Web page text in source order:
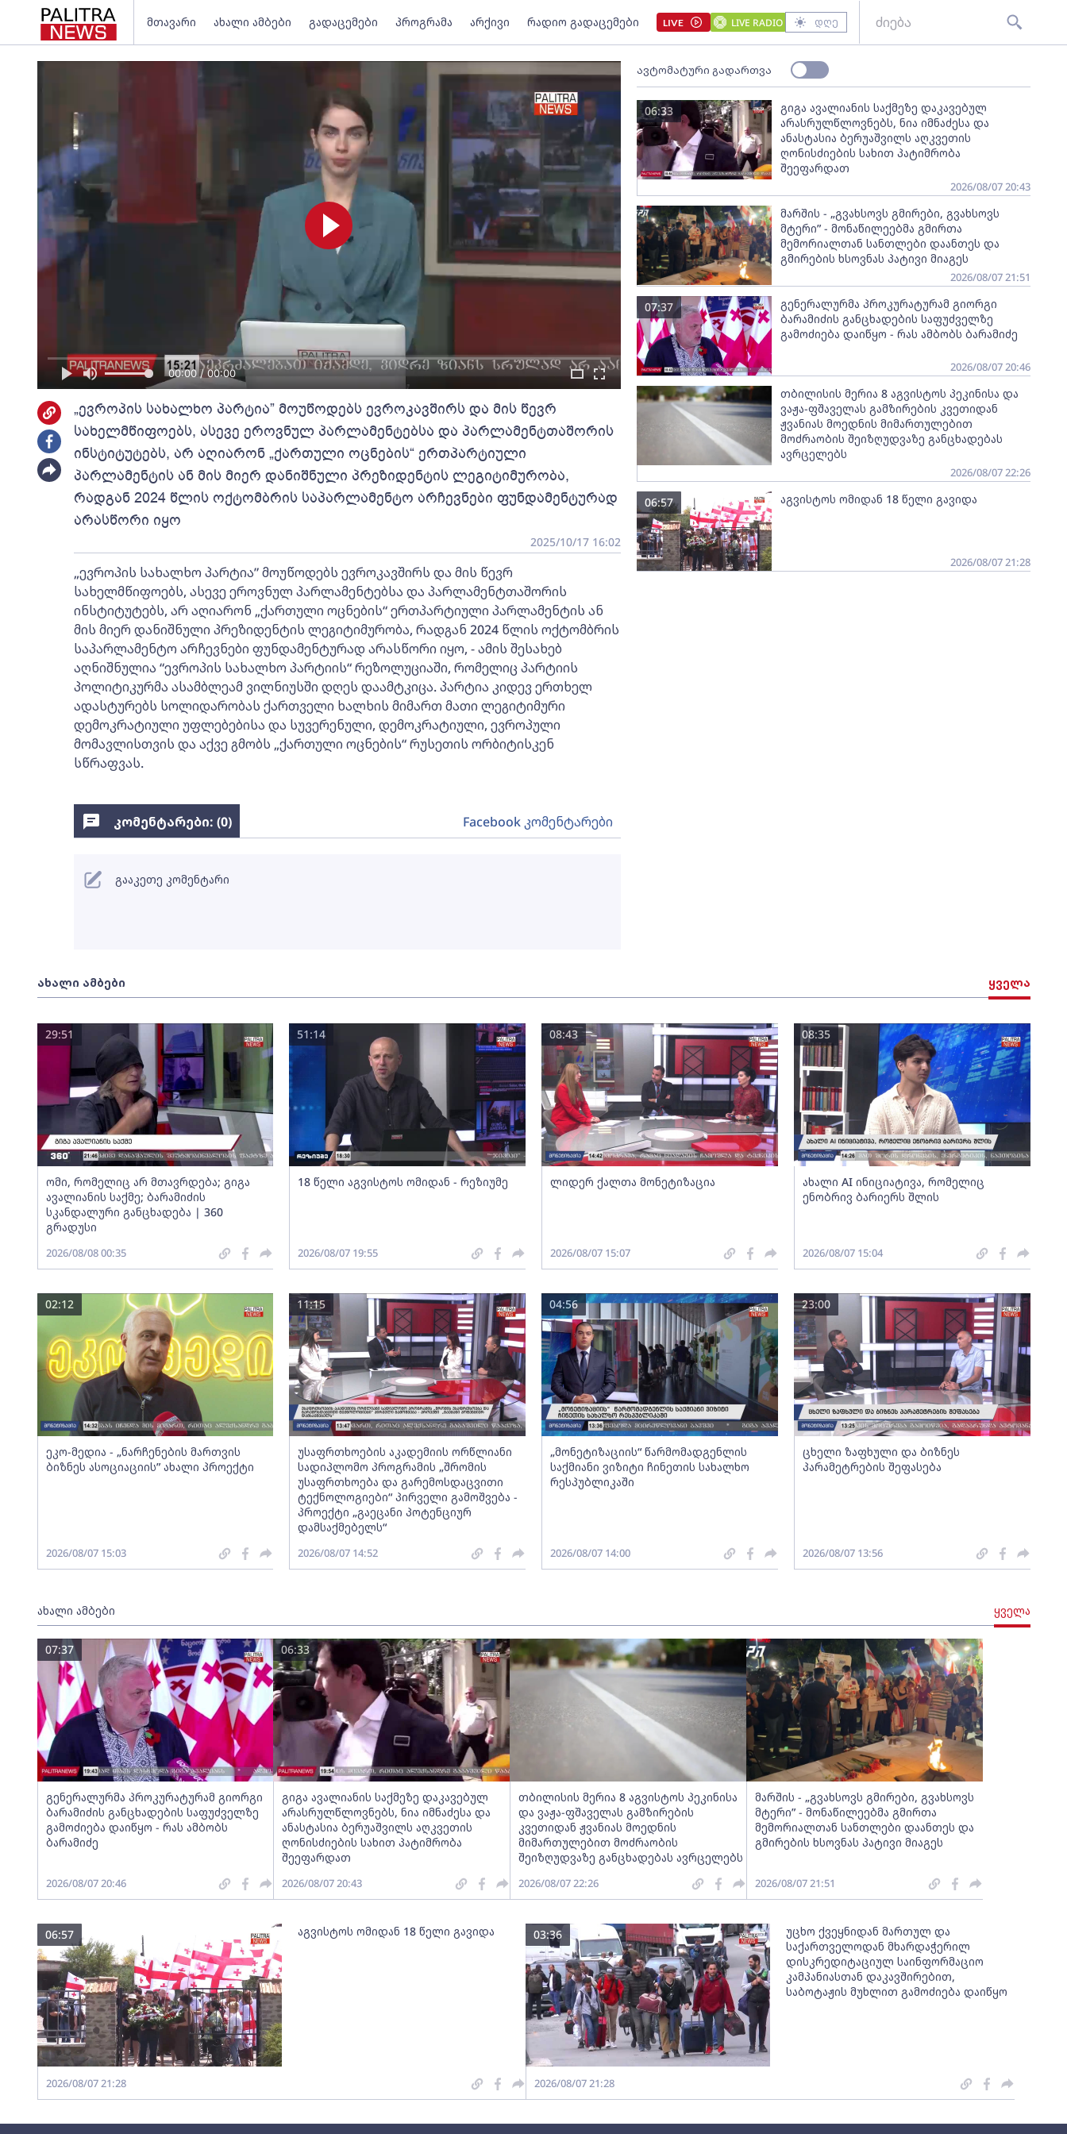
მთავარი ახალი ამბები გადაცემები პროგრამა არქივი რადიო გადაცემები LIVE LIVE RADIO დღე
00:00 / 00:00
„ევროპის სახალხო პარტია” მოუწოდებს ევროკავშირს და მის წევრ
სახელმწიფოებს, ასევე ეროვნულ პარლამენტებსა და პარლამენტთაშორის
ინსტიტუტებს, არ აღიარონ „ქართული ოცნების“ ერთპარტიული
პარლამენტის ან მის მიერ დანიშნული პრეზიდენტის ლეგიტიმურობა,
რადგან 2024 წლის ოქტომბრის საპარლამენტო არჩევნები ფუნდამენტურად
არასწორი იყო
2025/10/17 16:02
„ევროპის სახალხო პარტია” მოუწოდებს ევროკავშირს და მის წევრ
სახელმწიფოებს, ასევე ეროვნულ პარლამენტებსა და პარლამენტთაშორის
ინსტიტუტებს, არ აღიარონ „ქართული ოცნების“ ერთპარტიული პარლამენტის ან
მის მიერ დანიშნული პრეზიდენტის ლეგიტიმურობა, რადგან 2024 წლის ოქტომბრის
საპარლამენტო არჩევნები ფუნდამენტურად არასწორი იყო, - ამის შესახებ
აღნიშნულია “ევროპის სახალხო პარტიის“ რეზოლუციაში, რომელიც პარტიის
პოლიტიკურმა ასამბლეამ ვილნიუსში დღეს დაამტკიცა. პარტია კიდევ ერთხელ
ადასტურებს სოლიდარობას ქართველი ხალხის მიმართ მათი ლეგიტიმური
დემოკრატიული უფლებებისა და სუვერენული, დემოკრატიული, ევროპული
მომავლისთვის და აქვე გმობს „ქართული ოცნების“ რუსეთის ორბიტისკენ
სწრაფვას.
ავტომატური გადართვა
გიგა ავალიანის საქმეზე დაკავებულ
არასრულწლოვნებს, ნია იმნაძესა და
ანასტასია ბერუაშვილს აღკვეთის
ღონისძიების სახით პატიმრობა
შეეფარდათ
06:33
2026/08/07 20:43
მარშის - „გვახსოვს გმირები, გვახსოვს
მტერი” - მონაწილეებმა გმირთა
მემორიალთან სანთლები დაანთეს და
გმირების ხსოვნას პატივი მიაგეს
2026/08/07 21:51
გენერალურმა პროკურატურამ გიორგი
ბარამიძის განცხადების საფუძველზე
გამოძიება დაიწყო - რას ამბობს ბარამიძე
07:37
2026/08/07 20:46
თბილისის მერია 8 აგვისტოს პეკინისა და
ვაჟა-ფშაველას გამზირების კვეთიდან
ჟვანიას მოედნის მიმართულებით
მოძრაობის შეიზღუდვაზე განცხადებას
ავრცელებს
2026/08/07 22:26
აგვისტოს ომიდან 18 წელი გავიდა
06:57
2026/08/07 21:28
ახალი ამბები ყველა
ომი, რომელიც არ მთავრდება; გიგა
ავალიანის საქმე; ბარამიძის
სკანდალური განცხადება | 360
გრადუსი
29:51
2026/08/08 00:35
18 წელი აგვისტოს ომიდან - რეზიუმე
51:14
2026/08/07 19:55
ლიდერ ქალთა მონეტიზაცია
08:43
2026/08/07 15:07
ახალი AI ინიციატივა, რომელიც
ენობრივ ბარიერს შლის
08:35
2026/08/07 15:04
ეკო-მედია - „ნარჩენების მართვის
ბიზნეს ასოციაციის” ახალი პროექტი
02:12
2026/08/07 15:03
უსაფრთხოების აკადემიის ორწლიანი
სადიპლომო პროგრამის „შრომის
უსაფრთხოება და გარემოსდაცვითი
ტექნოლოგიები“ პირველი გამოშვება -
პროექტი „გაეცანი პოტენციურ
დამსაქმებელს“
11:15
2026/08/07 14:52
„მონეტიზაციის“ წარმომადგენლის
საქმიანი ვიზიტი ჩინეთის სახალხო
რესპუბლიკაში
04:56
2026/08/07 14:00
ცხელი ზაფხული და ბიზნეს
პარამეტრების შეფასება
23:00
2026/08/07 13:56
ახალი ამბები ყველა
გენერალურმა პროკურატურამ გიორგი
ბარამიძის განცხადების საფუძველზე
გამოძიება დაიწყო - რას ამბობს
ბარამიძე
07:37
2026/08/07 20:46
გიგა ავალიანის საქმეზე დაკავებულ
არასრულწლოვნებს, ნია იმნაძესა და
ანასტასია ბერუაშვილს აღკვეთის
ღონისძიების სახით პატიმრობა
შეეფარდათ
06:33
2026/08/07 20:43
თბილისის მერია 8 აგვისტოს პეკინისა
და ვაჟა-ფშაველას გამზირების
კვეთიდან ჟვანიას მოედნის
მიმართულებით მოძრაობის
შეიზღუდვაზე განცხადებას ავრცელებს
2026/08/07 22:26
მარშის - „გვახსოვს გმირები, გვახსოვს
მტერი” - მონაწილეებმა გმირთა
მემორიალთან სანთლები დაანთეს და
გმირების ხსოვნას პატივი მიაგეს
2026/08/07 21:51
აგვისტოს ომიდან 18 წელი გავიდა
06:57
2026/08/07 21:28
უცხო ქვეყნიდან მართულ და
საქართველოდან მხარდაჭერილ
დისკრედიტაციულ საინფორმაციო
კამპანიასთან დაკავშირებით,
საბოტაჟის მუხლით გამოძიება დაიწყო
03:36
2026/08/07 21:28
კომენტარები: (0) Facebook კომენტარები
გააკეთე კომენტარი